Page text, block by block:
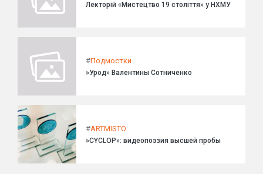
Лекторій «Мистецтво 19 століття» у НХМУ
#Подмостки
»Урод» Валентины Сотниченко
#ARTMISTO
»CYCLOP»: видеопоэзия высшей пробы